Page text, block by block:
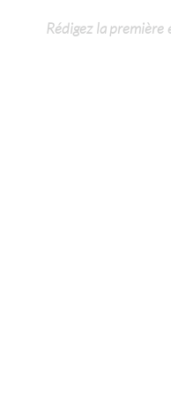
Rédigez la première